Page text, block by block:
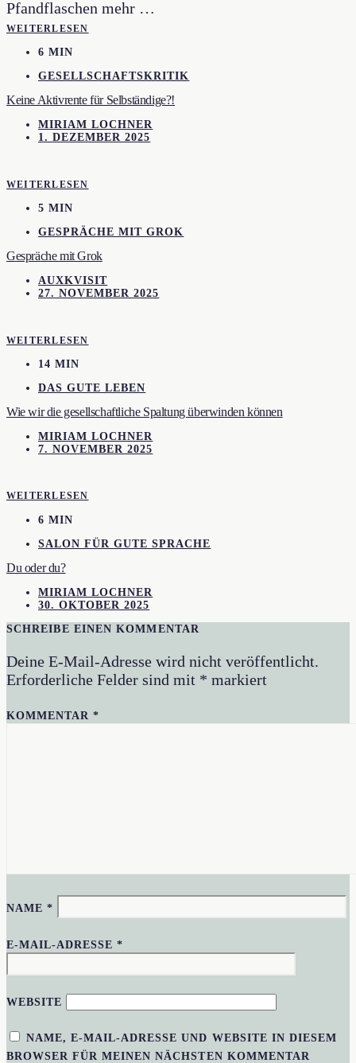
WEITERLESEN
6 MIN
GESELLSCHAFTSKRITIK
Keine Aktivrente für Selbständige?!
MIRIAM LOCHNER
1. DEZEMBER 2025
WEITERLESEN
5 MIN
GESPRÄCHE MIT GROK
Gespräche mit Grok
AUXKVISIT
27. NOVEMBER 2025
WEITERLESEN
14 MIN
DAS GUTE LEBEN
Wie wir die gesellschaftliche Spaltung überwinden können
MIRIAM LOCHNER
7. NOVEMBER 2025
WEITERLESEN
6 MIN
SALON FÜR GUTE SPRACHE
Du oder du?
MIRIAM LOCHNER
30. OKTOBER 2025
SCHREIBE EINEN KOMMENTAR
Deine E-Mail-Adresse wird nicht veröffentlicht.
Erforderliche Felder sind mit * markiert
KOMMENTAR*
NAME*
E-MAIL-ADRESSE*
WEBSITE
NAME, E-MAIL-ADRESSE UND WEBSITE IN DIESEM
BROWSER FÜR MEINEN NÄCHSTEN KOMMENTAR